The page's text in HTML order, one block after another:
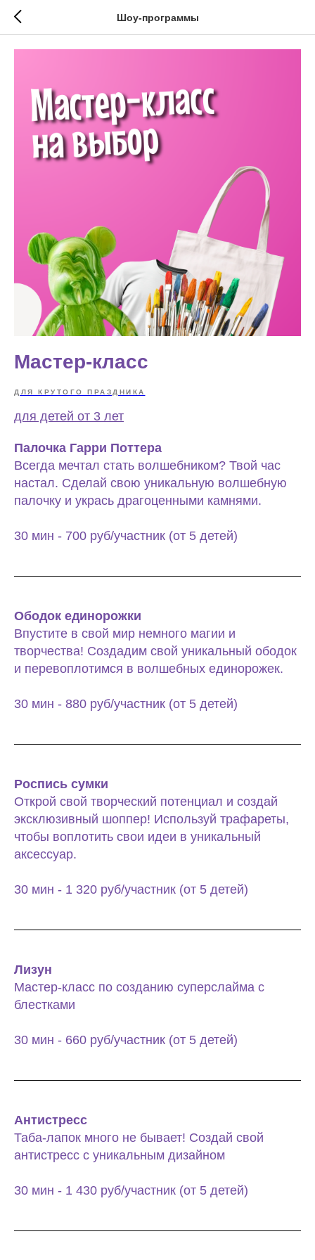
Шоу-программы
Мастер-класс
ДЛЯ КРУТОГО ПРАЗДНИКА
для детей от 3 лет
Палочка Гарри Поттера
Всегда мечтал стать волшебником? Твой час
настал. Сделай свою уникальную волшебную
палочку и укрась драгоценными камнями.
30 мин - 700 руб/участник (от 5 детей)
Ободок единорожки
Впустите в свой мир немного магии и
творчества! Создадим свой уникальный ободок
и перевоплотимся в волшебных единорожек.
30 мин - 880 руб/участник (от 5 детей)
Роспись сумки
Открой свой творческий потенциал и создай
эксклюзивный шоппер! Используй трафареты,
чтобы воплотить свои идеи в уникальный
аксессуар.
30 мин - 1 320 руб/участник (от 5 детей)
Лизун
Мастер-класс по созданию суперслайма с
блестками
30 мин - 660 руб/участник (от 5 детей)
Антистресс
Таба-лапок много не бывает! Создай свой
антистресс с уникальным дизайном
30 мин - 1 430 руб/участник (от 5 детей)